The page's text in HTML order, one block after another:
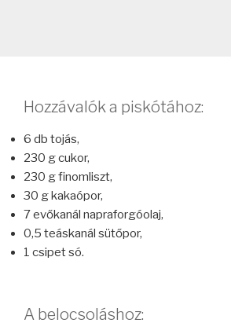
Hozzávalók a piskótához:
6 db tojás,
230 g cukor,
230 g finomliszt,
30 g kakaópor,
7 evőkanál napraforgóolaj,
0,5 teáskanál sütőpor,
1 csipet só.
A belocsoláshoz: